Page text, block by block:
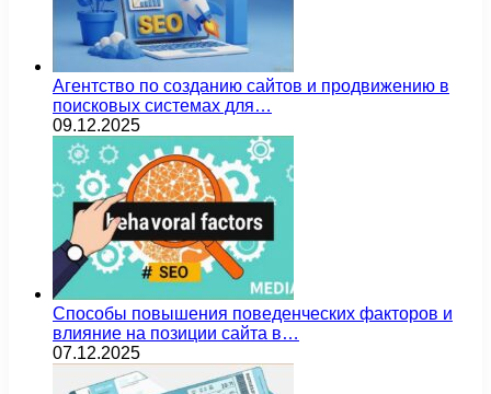
Агентство по созданию сайтов и продвижению в
поисковых системах для…
09.12.2025
Способы повышения поведенческих факторов и
влияние на позиции сайта в…
07.12.2025